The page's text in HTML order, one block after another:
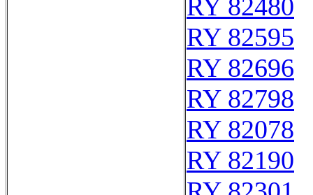
RY 82480
RY 82595
RY 82696
RY 82798
RY 82078
RY 82190